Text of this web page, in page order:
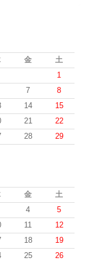
金
土
1
7
8
14
15
21
22
28
29
金
土
4
5
11
12
18
19
25
26